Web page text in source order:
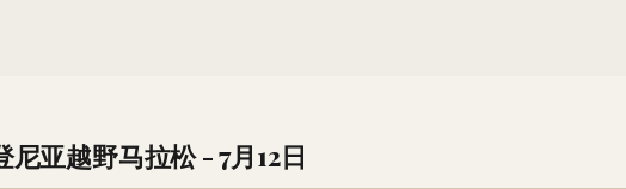
尼亚越野马拉松 - 7月12日